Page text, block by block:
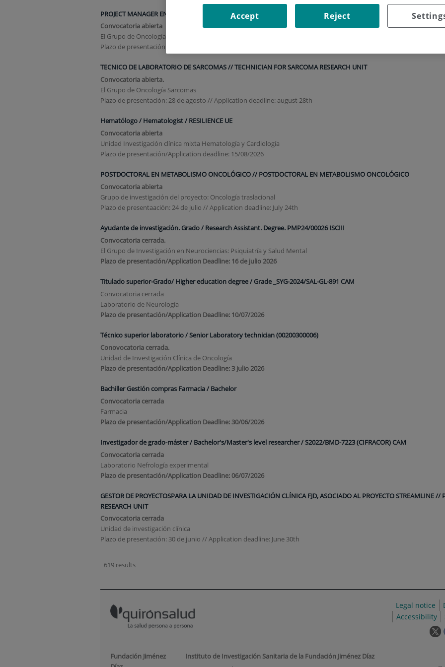
PROJECT MANAGER ENSAYOS CLINICOS UNIDAD SARCOMAS // PROJECT MANAGER CLINICAL TRIALS SARCOMA UNIT
Convocatoria abierta
El Grupo de Oncología Sarcomas.
Plazo de presentación: 15 de agosto // Application deadline: August 15th
TECNICO DE LABORATORIO DE SARCOMAS // TECHNICIAN FOR SARCOMA RESEARCH UNIT
Convocatoria abierta.
El Grupo de Oncología Sarcomas
Plazo de presentación: 28 de agosto // Application deadline: august 28th
Hematólogo / Hematologist / RESILIENCE UE
Convocatoria abierta
Unidad Investigación clínica mixta Hematología y Cardiología
Plazo de presentación/Application deadline: 15/08/2026
POSTDOCTORAL EN METABOLISMO ONCOLÓGICO // POSTDOCTORAL EN METABOLISMO ONCOLÓGICO
Convocatoria abierta
Grupo de investigación del proyecto: Oncología traslacional
Plazo de presentaación: 24 de julio // Application deadline: July 24th
Ayudante de investigación. Grado / Research Assistant. Degree. PMP24/00026 ISCIII
Convocatoria cerrada.
El Grupo de Investigación en Neurociencias: Psiquiatría y Salud Mental
Plazo de presentación/Application Deadline: 16 de julio 2026
Titulado superior-Grado/ Higher education degree / Grade _SYG-2024/SAL-GL-891 CAM
Convocatoria cerrada
Laboratorio de Neurología
Plazo de presentación/Application Deadline: 10/07/2026
Técnico superior laboratorio / Senior Laboratory technician (00200300006)
Conovocatoria cerrada.
Unidad de Investigación Clínica de Oncología
Plazo de presentación/Application Deadline:3 julio 2026
Bachiller Gestión compras Farmacia / Bachelor
Convocatoria cerrada
Farmacia
Plazo de presentación/Application Deadline: 30/06/2026
Investigador de grado-máster / Bachelor's/Master's level researcher / S2022/BMD-7223 (CIFRACOR) CAM
Convocatoria cerrada
Laboratorio Nefrología experimental
Plazo de presentación/Application Deadline:06/07/2026
GESTOR DE PROYECTOSPARA LA UNIDAD DE INVESTIGACIÓN CLÍNICA FJD, ASOCIADO AL PROYECTO STREAMLINE //
RESEARCH UNIT
Convocatoria cerrada
Unidad de investigación clínica
Plazo de presentación: 30 de junio // Application deadline: June 30th
619 results
Fundación Jiménez
Instituto de Investigación Sanitaria de la Fundación Jiménez Díaz
Legal notice
Accessibility
Reject
Accept